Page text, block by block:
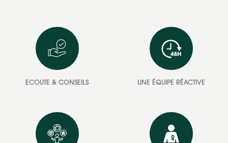
ECOUTE & CONSEILS UNE ÉQUIPE RÉACTIVE